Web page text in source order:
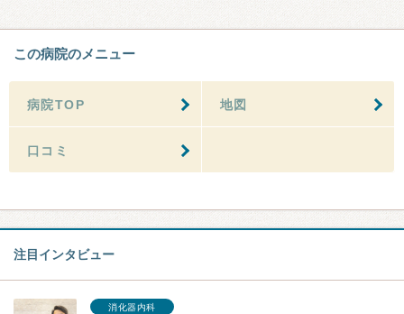
この病院のメニュー
病院TOP 地図
口コミ
注目インタビュー
消化器内科